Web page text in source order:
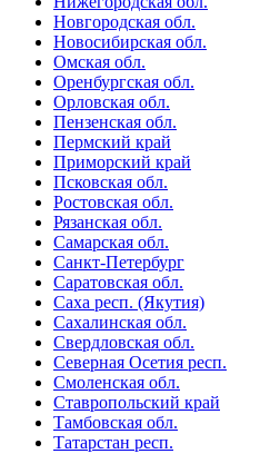
Новгородская обл.
Новосибирская обл.
Омская обл.
Оренбургская обл.
Орловская обл.
Пензенская обл.
Пермский край
Приморский край
Псковская обл.
Ростовская обл.
Рязанская обл.
Самарская обл.
Санкт-Петербург
Саратовская обл.
Саха респ. (Якутия)
Сахалинская обл.
Свердловская обл.
Северная Осетия респ.
Смоленская обл.
Ставропольский край
Тамбовская обл.
Татарстан респ.